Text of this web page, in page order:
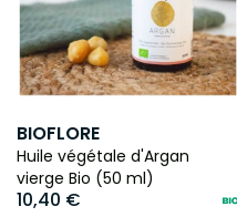
BIOFLORE
Huile végétale d'Argan
vierge Bio (50 ml)
10,40 €